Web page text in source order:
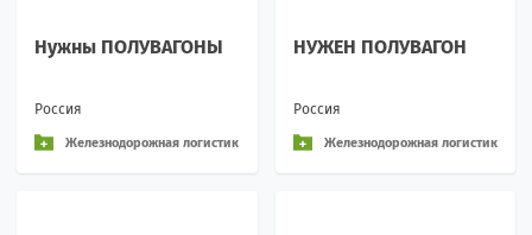
Нужны ПОЛУВАГОНЫ
Россия
Железнодорожная логистик
НУЖЕН ПОЛУВАГОН
Россия
Железнодорожная логистик